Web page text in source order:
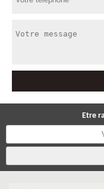
Etre